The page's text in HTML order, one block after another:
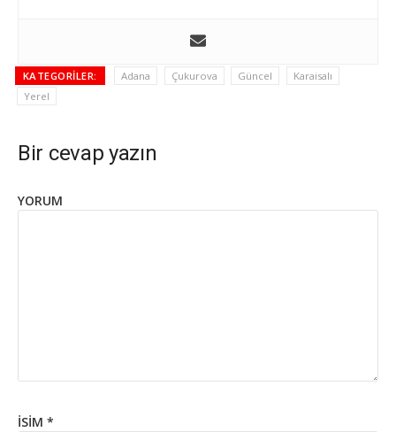
KATEGORILER: Adana Çukurova Güncel
Karaisalı
Yerel
Bir cevap yazın
YORUM
İSIM *